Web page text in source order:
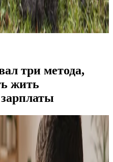
три метода,
жить